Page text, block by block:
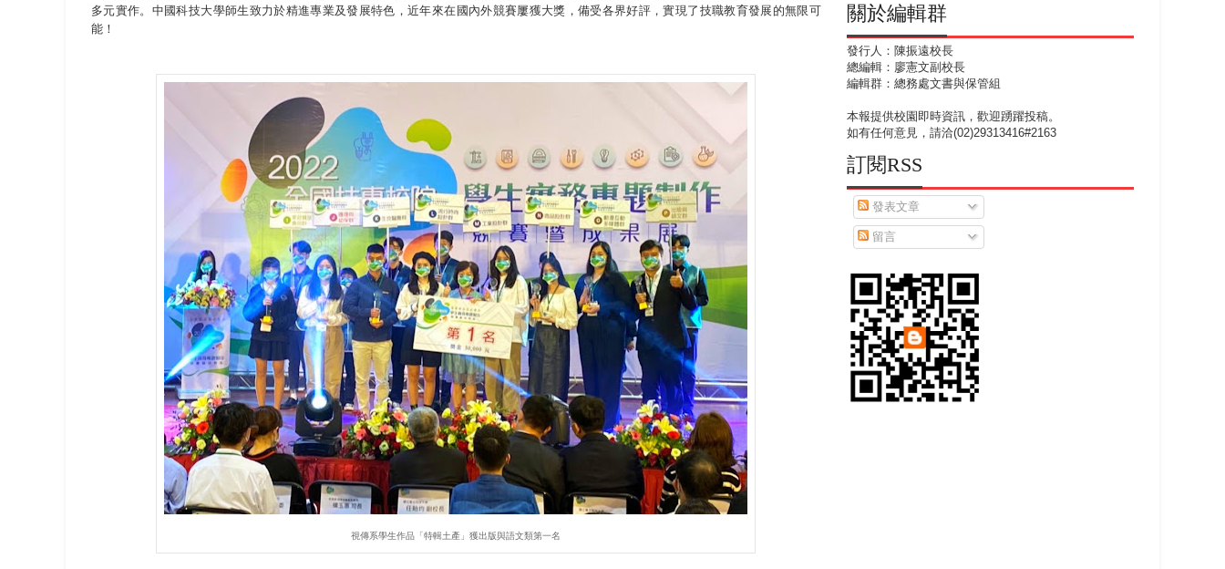
多元實作。中國科技大學師生致力於精進專業及發展特色，近年來在國內外競賽屢獲大獎，備受各界好評，實現了技職教育發展的無限可
能！
視傳系學生作品「特輯土產」獲出版與語文類第一名
關於編輯群
發行人：陳振遠校長
總編輯：廖憲文副校長
編輯群：總務處文書與保管組
本報提供校園即時資訊，歡迎踴躍投稿。
如有任何意見，請洽(02)29313416#2163
訂閱RSS
發表文章
留言